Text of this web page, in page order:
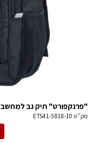
"פרנקפורט" תיק גב למחשב
מק''ט ETS41-5818-10